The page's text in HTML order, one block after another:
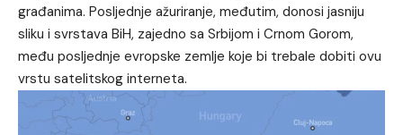
građanima. Posljednje ažuriranje, međutim, donosi jasniju
sliku i svrstava BiH, zajedno sa Srbijom i Crnom Gorom,
među posljednje evropske zemlje koje bi trebale dobiti ovu
vrstu satelitskog interneta.